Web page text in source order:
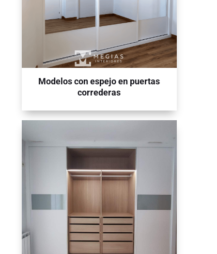
Modelos con espejo en puertas
correderas